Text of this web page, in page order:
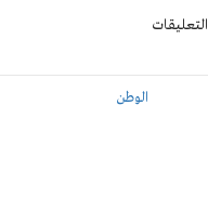
التعليقات
الوطن